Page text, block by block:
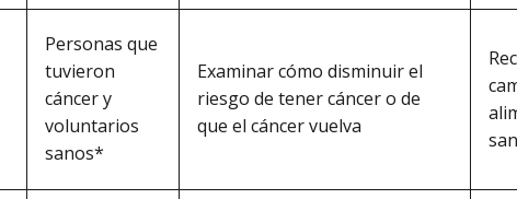
Personas que
tuvieron
cáncer y
voluntarios
sanos*
Examinar cómo disminuir el
riesgo de tener cáncer o de
que el cáncer vuelva